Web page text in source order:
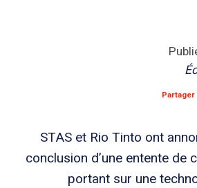
Partager
STAS et Rio Tinto ont
conclusion d’une entente de
portant sur une